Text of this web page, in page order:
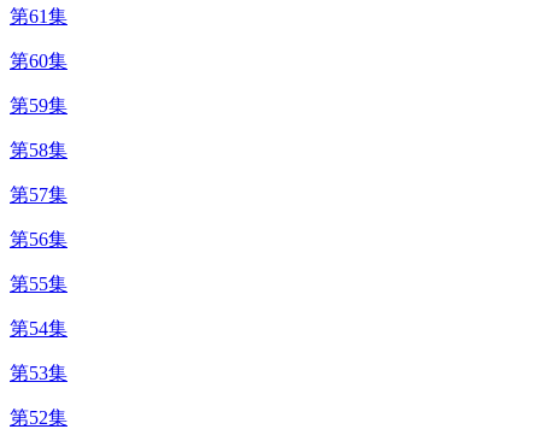
第61集
第60集
第59集
第58集
第57集
第56集
第55集
第54集
第53集
第52集